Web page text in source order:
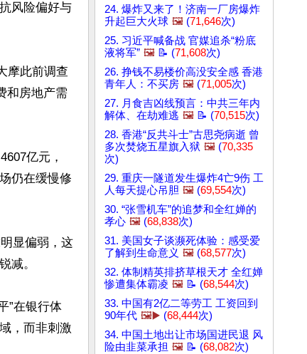
风险偏好与
摩此前调查
和房地产需
亿元，
仍在缓慢修
显偏弱，这
减。
”在银行体
，而非刺激
24. 爆炸又来了！济南一厂房爆炸
升起巨大火球 🖼️ (71,646次)
25. 习近平喊备战 官媒追杀“粉底
液将军” 🖼️ 📝 (71,608次)
26. 挣钱不易楼价高没安全感 香港
青年人：不买房 🖼️ (71,005次)
27. 月食吉凶线预言：中共三年内
解体、在劫难逃 🖼️ 📝 (70,515次)
28. 香港“反共斗士”古思尧病逝 曾
多次焚烧五星旗入狱 🖼️ (70,335
次)
29. 重庆一隧道发生爆炸4亡9伤 工
人每天提心吊胆 🖼️ (69,554次)
30. “张雪机车”的追梦和全红婵的
孝心 🖼️ (68,838次)
31. 美国女子谈濒死体验：感受爱
了解到生命意义 🖼️ (68,577次)
32. 体制精英排挤草根天才 全红婵
惨遭集体霸凌 🖼️ 📝 (68,544次)
33. 中国有2亿二等劳工 工资回到
90年代 🖼️▶️ (68,444次)
34. 中国土地出让市场国进民退 风
险由韭菜承担 🖼️ 📝 (68,082次)